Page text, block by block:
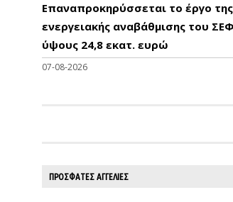
Επαναπροκηρύσσεται το έργο της
ενεργειακής αναβάθμισης του ΣΕΦ
ύψους 24,8 εκατ. ευρώ
07-08-2026
ΠΡΟΣΦΑΤΕΣ ΑΓΓΕΛΙΕΣ
Εισηγητής: